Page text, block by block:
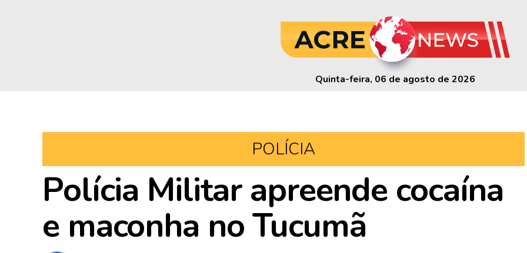
Quinta-feira, 06 de agosto de 2026
POLÍCIA
Polícia Militar apreende cocaína
e maconha no Tucumã